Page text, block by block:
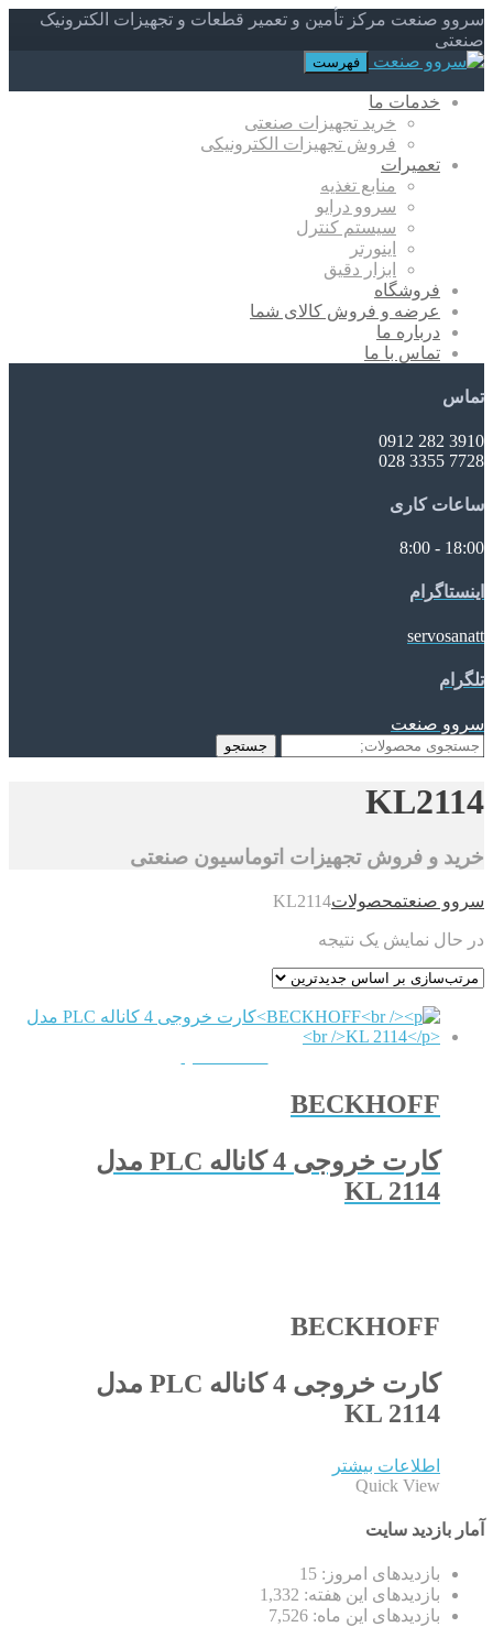
سروو صنعت مرکز تأمین و تعمیر قطعات و تجهیزات الکترونیک
صنعتی
فهرست
خدمات ما
خرید تجهیزات صنعتی
فروش تجهیزات الکترونیکی
تعمیرات
منابع تغذیه
سروو درایو
سیستم کنترل
اینورتر
ابزار دقیق
فروشگاه
عرضه و فروش کالای شما
درباره ما
تماس با ما
تماس
3910 282 0912
7728 3355 028
ساعات کاری
18:00 - 8:00
اینستاگرام
servosanatt
تلگرام
سروو صنعت
جستجو
جستجو
KL2114
خرید و فروش تجهیزات اتوماسیون صنعتی
سروو صنعتمحصولاتKL2114
در حال نمایش یک نتیجه
BECKHOFF
کارت خروجی 4 کاناله PLC مدل
KL 2114
BECKHOFF
کارت خروجی 4 کاناله PLC مدل
KL 2114
اطلاعات بیشتر
Quick View
آمار بازدید سایت
بازدیدهای امروز: 15
بازدیدهای این هفته: 1,332
بازدیدهای این ماه: 7,526